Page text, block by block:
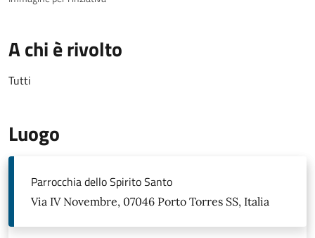
A chi è rivolto
Tutti
Luogo
Parrocchia dello Spirito Santo
Via IV Novembre, 07046 Porto Torres SS, Italia